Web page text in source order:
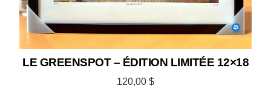
LE GREENSPOT – ÉDITION LIMITÉE 12×18
120,00 $